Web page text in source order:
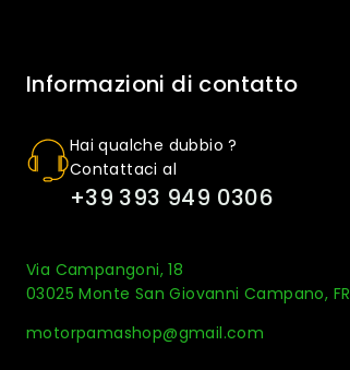
Informazioni di contatto
Hai qualche dubbio ?
Contattaci al
+39 393 949 0306
Via Campangoni, 18
03025 Monte San Giovanni Campano, FR
motorpamashop@gmail.com